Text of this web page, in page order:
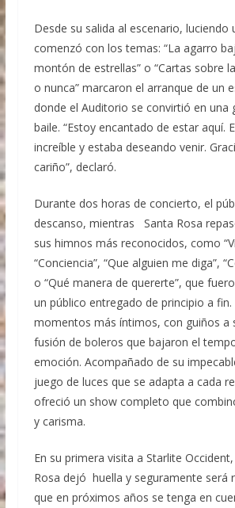
Desde su salida al escenario, luciendo
comenzó con los temas: “La agarro
montón de estrellas” o “Cartas sobre
o nunca” marcaron el arranque de un
donde el Auditorio se convirtió en una
baile. “Estoy encantado de estar aquí.
increíble y estaba deseando venir.
cariño”, declaró.
Durante dos horas de concierto, el
descanso, mientras Santa Rosa
sus himnos más reconocidos, como
“Conciencia”, “Que alguien me diga”,
o “Qué manera de quererte”, que
un público entregado de principio a
momentos más íntimos, con guiños a
fusión de boleros que bajaron el
emoción. Acompañado de su
juego de luces que se adapta a cada
ofreció un show completo que
y carisma.
En su primera visita a Starlite
Rosa dejó huella y seguramente será
que en próximos años se tenga en